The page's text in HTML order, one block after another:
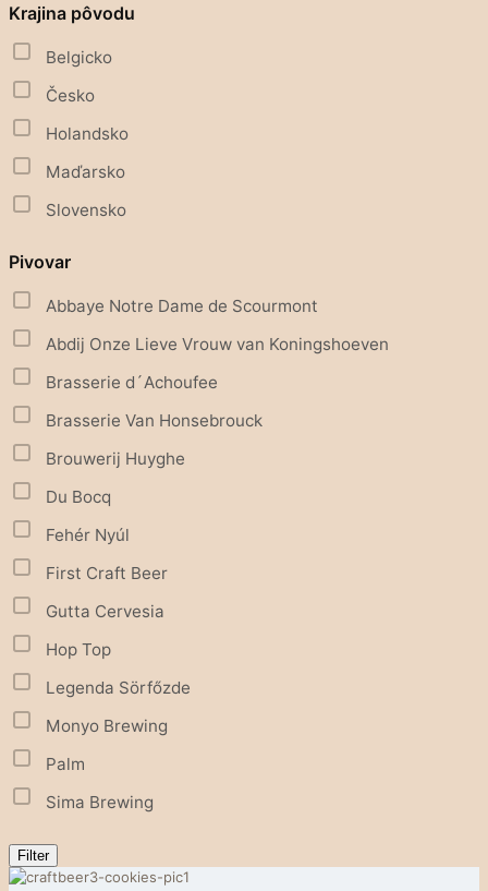
Krajina pôvodu
Belgicko
Česko
Holandsko
Maďarsko
Slovensko
Pivovar
Abbaye Notre Dame de Scourmont
Abdij Onze Lieve Vrouw van Koningshoeven
Brasserie d´Achoufee
Brasserie Van Honsebrouck
Brouwerij Huyghe
Du Bocq
Fehér Nyúl
First Craft Beer
Gutta Cervesia
Hop Top
Legenda Sörfőzde
Monyo Brewing
Palm
Sima Brewing
Filter